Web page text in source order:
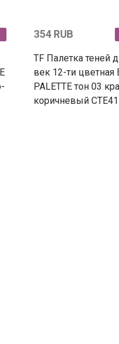
354 RUB
TF Палетка теней
век 12-ти цветная
PALETTE тон 03
коричневый CTE41